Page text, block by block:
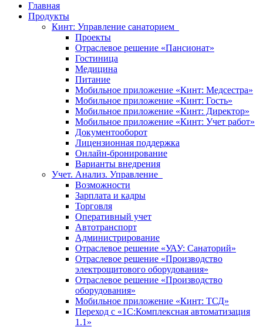
Главная
Продукты
Кинт: Управление санаторием
Проекты
Отраслевое решение «Пансионат»
Гостиница
Медицина
Питание
Мобильное приложение «Кинт: Медсестра»
Мобильное приложение «Кинт: Гость»
Мобильное приложение «Кинт: Директор»
Мобильное приложение «Кинт: Учет работ»
Документооборот
Лицензионная поддержка
Онлайн-бронирование
Варианты внедрения
Учет. Анализ. Управление
Возможности
Зарплата и кадры
Торговля
Оперативный учет
Автотранспорт
Администрирование
Отраслевое решение «УАУ: Санаторий»
Отраслевое решение «Производство
электрощитового оборудования»
Отраслевое решение «Производство
оборудования»
Мобильное приложение «Кинт: ТСД»
Переход с «1С:Комплексная автоматизация
1.1»